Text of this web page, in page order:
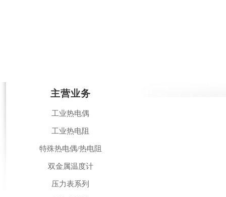
主营业务
工业热电偶
工业热电阻
特殊热电偶/热电阻
双金属温度计
压力表系列